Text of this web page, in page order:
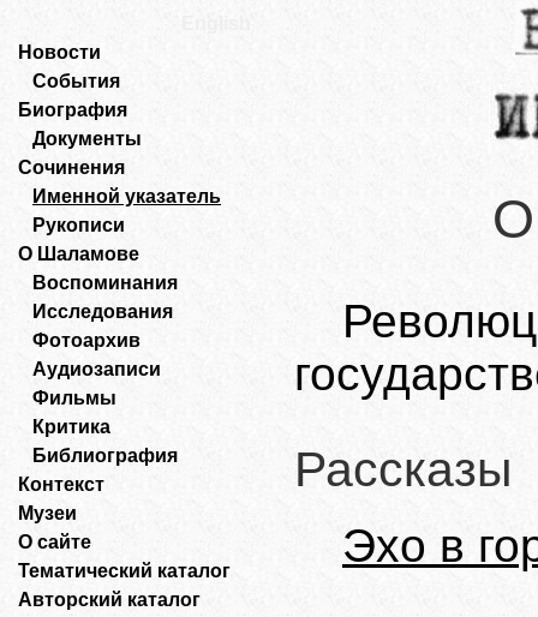
Новости
События
Биография
Документы
Сочинения
Именной указатель
Рукописи
О Шаламове
Воспоминания
Исследования
Фотоархив
Аудиозаписи
Фильмы
Критика
Библиография
Контекст
Музеи
О сайте
Тематический каталог
Авторский каталог
Рассказы
Эхо в